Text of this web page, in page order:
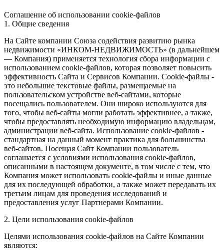
Соглашение об использовании cookie-файлов
1. Общие сведения
На Сайте компании Союза содействия развитию рынка
недвижимости «ИНКОМ-НЕДВИЖИМОСТЬ» (в дальнейшем
— Компания) применяется технология сбора информации с
использованием cookie-файлов, которая позволяет повысить
эффективность Сайта и Сервисов Компании. Сookie-файлы -
это небольшие текстовые файлы, размещаемые на
пользовательском устройстве веб-сайтами, которые
посещались пользователем. Они широко используются для
того, чтобы веб-сайты могли работать эффективнее, а также,
чтобы предоставлять необходимую информацию владельцам,
администрации веб-сайта. Использование cookie-файлов -
стандартная на данный момент практика для большинства
веб-сайтов. Посещая Сайт Компании пользователь
соглашается с условиями использования cookie-файлов,
описанными в настоящем документе, в том числе с тем, что
Компания может использовать cookie-файлы и иные данные
для их последующей обработки, а также может передавать их
третьим лицам для проведения исследований и
предоставления услуг Партнерами Компании.
2. Цели использования cookie-файлов
Целями использования cookie-файлов на Сайте Компании
являются: